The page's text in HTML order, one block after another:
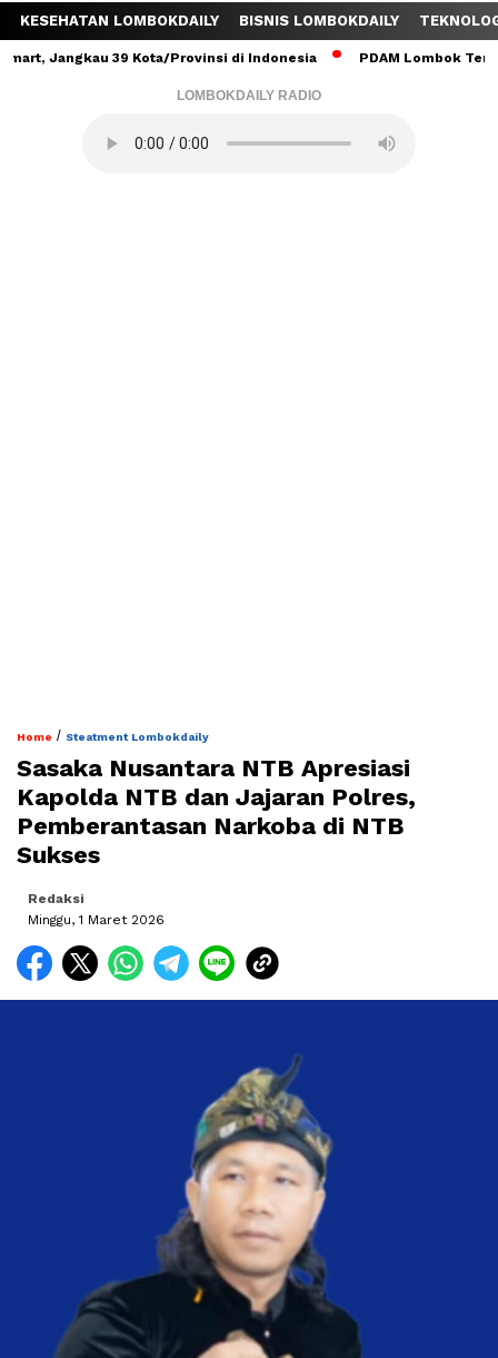
KESEHATAN LOMBOKDAILY BISNIS LOMBOKDAILY
39 Kota/Provinsi di Indonesia PDAM Lombok Tengah
LOMBOKDAILY RADIO
Home / Steatment Lombokdaily
Sasaka Nusantara NTB Apresiasi
Kapolda NTB dan Jajaran Polres,
Pemberantasan Narkoba di NTB
Sukses
Redaksi
Minggu, 1 Maret 2026